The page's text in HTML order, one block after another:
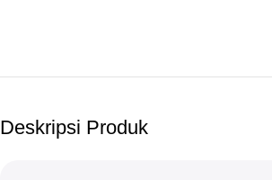
Deskripsi Produk